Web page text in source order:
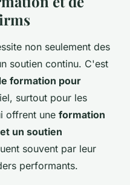
non seulement des
soutien continu. C'est
formation pour
surtout pour les
offrent une formation
un soutien
souvent par leur
performants.